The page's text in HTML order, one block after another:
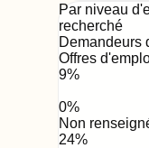
Par niveau
recherché
Demandeurs
Offres
9%
0%
Non
24%